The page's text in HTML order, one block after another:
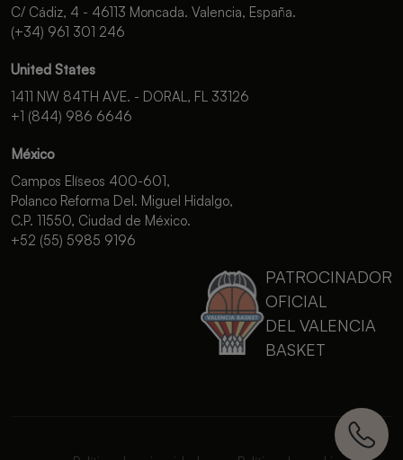
C/ Cádiz, 4 - 46113 Moncada. Valencia, España.
(+34) 961 301 246
United States
1411 NW 84TH AVE. - DORAL, FL 33126
+1 (844) 986 6646
México
Campos Elíseos 400-601,
Polanco Reforma Del. Miguel Hidalgo,
C.P. 11550, Ciudad de México.
+52 (55) 5985 9196
PATROCINADOR
OFICIAL
DEL VALENCIA
BASKET